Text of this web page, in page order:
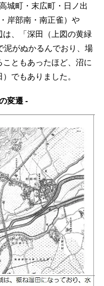
城町・末広町・日ノ出
岸部南・南正雀）や
、「深田（上図の黄緑
泥がぬかるんでおり、場
ともあったほど、 沼に
でもありました。
変遷 -